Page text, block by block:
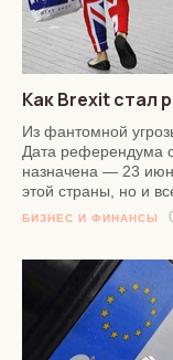
Как Brexit стал
Из фантомной
Дата референдума
назначена — 23
этой страны, но и
БИЗНЕС И ФИНАНСЫ